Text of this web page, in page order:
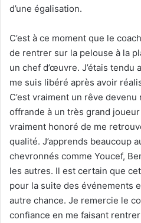
d’une égalisation.
C’est à ce moment que le
de rentrer sur la pelouse à la
un chef d’œuvre. J’étais tendu
me suis libéré après avoir
C’est vraiment un rêve
offrande à un très grand
vraiment honoré de me
qualité. J’apprends beaucoup
chevronnés comme Youcef,
les autres. Il est certain que
pour la suite des événements
autre chance. Je remercie le
confiance en me faisant